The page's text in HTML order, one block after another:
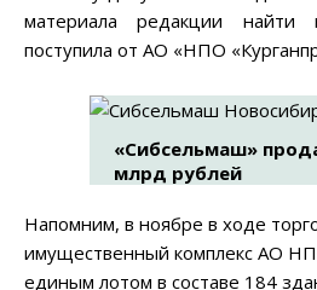
материала редакции найти
поступила от АО «НПО
«Сибсельмаш»
млрд рублей
Напомним, в ноябре в ходе
имущественный комплекс АО
единым лотом в составе 184